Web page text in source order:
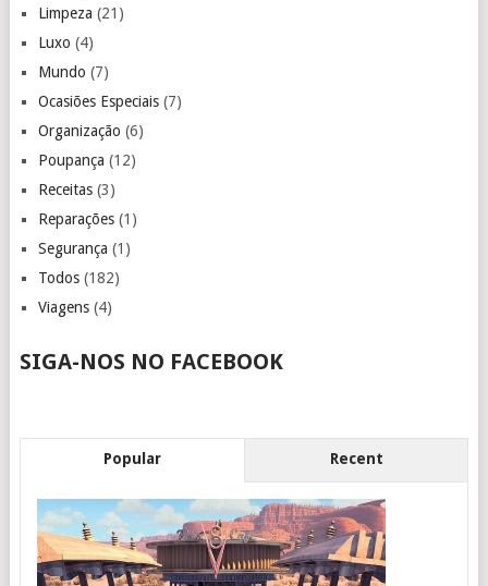
Limpeza (21)
Luxo (4)
Mundo (7)
Ocasiões Especiais(7)
Organização (6)
Poupança (12)
Receitas(3)
Reparações(1)
Segurança (1)
Todos(182)
Viagens(4)
SIGA-NOS NO FACEBOOK
Popular Recent